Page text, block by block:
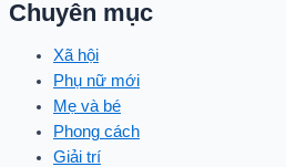
Chuyên mục
Xã hội
Phụ nữ mới
Mẹ và bé
Phong cách
Giải trí